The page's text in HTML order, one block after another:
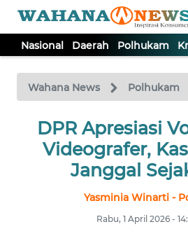
Nasional Daerah Polhukam
Wahana News Polhukam
DPR Apresiasi
Videografer,
Janggal
Yasminia Winarti -
Rabu, 1 April 2026 -
TV
Tutup
NASIONAL